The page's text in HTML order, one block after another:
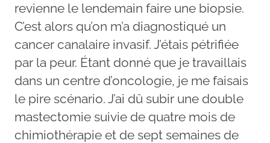
revienne le lendemain faire une biopsie.
C’est alors qu’on m’a diagnostiqué un
cancer canalaire invasif. J’étais pétrifiée
par la peur. Étant donné que je travaillais
dans un centre d’oncologie, je me faisais
le pire scénario. J’ai dû subir une double
mastectomie suivie de quatre mois de
chimiothérapie et de sept semaines de